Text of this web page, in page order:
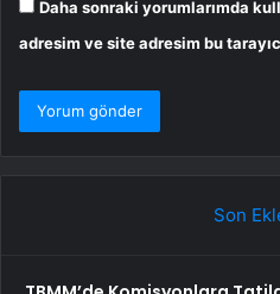
Daha sonraki yorumlarımda
adresim ve site adresim bu
Son